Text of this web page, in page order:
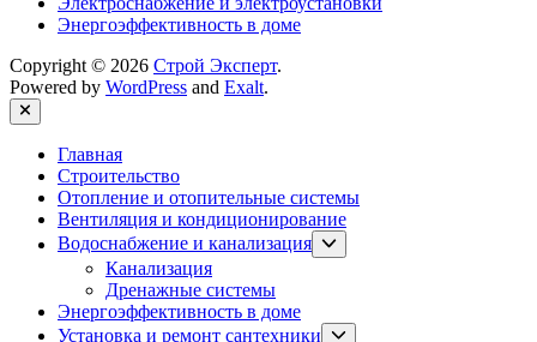
Энергоэффективность в доме
Copyright © 2026 Строй Эксперт.
Powered by WordPress and Exalt.
Close
Главная
Строительство
Отопление и отопительные системы
Вентиляция и кондиционирование
Водоснабжение и канализация
Show
sub
Канализация
Дренажные системы
Энергоэффективность в доме
Установка и ремонт сантехники